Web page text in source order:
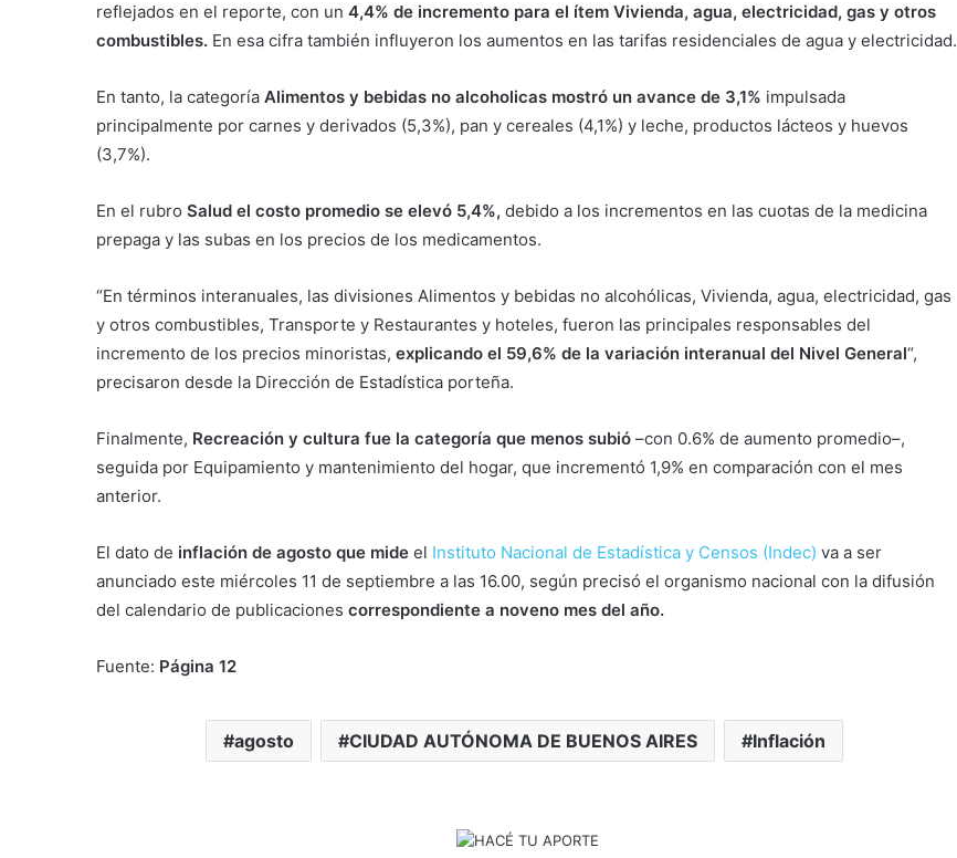
reflejados en el reporte, con un 4,4% de incremento para el ítem Vivienda, agua, electricidad, gas y otros
combustibles. En esa cifra también influyeron los aumentos en las tarifas residenciales de agua y electricidad.
En tanto, la categoría Alimentos y bebidas no alcoholicas mostró un avance de 3,1% impulsada
principalmente por carnes y derivados (5,3%), pan y cereales (4,1%) y leche, productos lácteos y huevos
(3,7%).
En el rubro Salud el costo promedio se elevó 5,4%, debido a los incrementos en las cuotas de la medicina
prepaga y las subas en los precios de los medicamentos.
“En términos interanuales, las divisiones Alimentos y bebidas no alcohólicas, Vivienda, agua, electricidad, gas
y otros combustibles, Transporte y Restaurantes y hoteles, fueron las principales responsables del
incremento de los precios minoristas, explicando el 59,6% de la variación interanual del Nivel General“,
precisaron desde la Dirección de Estadística porteña.
Finalmente, Recreación y cultura fue la categoría que menos subió –con 0.6% de aumento promedio–,
seguida por Equipamiento y mantenimiento del hogar, que incrementó 1,9% en comparación con el mes
anterior.
El dato de inflación de agosto que mide el Instituto Nacional de Estadística y Censos (Indec) va a ser
anunciado este miércoles 11 de septiembre a las 16.00, según precisó el organismo nacional con la difusión
del calendario de publicaciones correspondiente a noveno mes del año.
Fuente: Página 12
agosto CIUDAD AUTÓNOMA DE BUENOS AIRES Inflación